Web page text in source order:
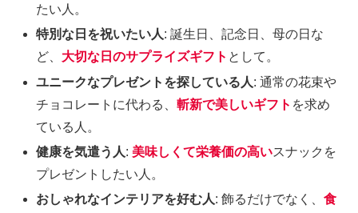
たい人。
特別な日を祝いたい人: 誕生日、記念日、母の日な
ど、 大切な日のサプライズギフト として。
ユニークなプレゼントを探している人: 通常の花束や
チョコレートに代わる、斬新で美しいギフト を求め
ている人。
健康を気遣う人: 美味しくて栄養価の高いスナックを
プレゼントしたい人。
おしゃれなインテリアを好む人: 飾るだけでなく、食